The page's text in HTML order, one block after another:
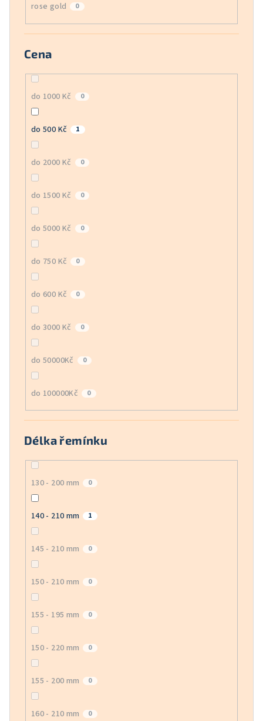
rose gold 0
Cena
do 1000 Kč 0
do 500 Kč 1
do 2000 Kč 0
do 1500 Kč 0
do 5000 Kč 0
do 750 Kč 0
do 600 Kč 0
do 3000 Kč 0
do 50000Kč 0
do 100000Kč 0
Délka řemínku
130 - 200 mm 0
140 - 210 mm 1
145 - 210 mm 0
150 - 210 mm 0
155 - 195 mm 0
150 - 220 mm 0
155 - 200 mm 0
160 - 210 mm 0